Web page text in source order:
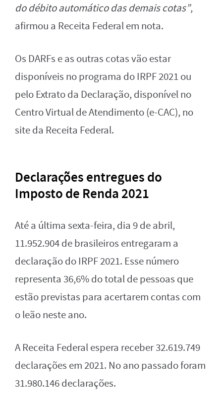
do débito automático das demais cotas”,
afirmou a Receita Federal em nota.
Os DARFs e as outras cotas vão estar
disponíveis no programa do IRPF 2021 ou
pelo Extrato da Declaração, disponível no
Centro Virtual de Atendimento (e-CAC), no
site da Receita Federal.
Declarações entregues do
Imposto de Renda 2021
Até a última sexta-feira, dia 9 de abril,
11.952.904 de brasileiros entregaram a
declaração do IRPF 2021. Esse número
representa 36,6% do total de pessoas que
estão previstas para acertarem contas com
o leão neste ano.
A Receita Federal espera receber 32.619.749
declarações em 2021. No ano passado foram
31.980.146 declarações.